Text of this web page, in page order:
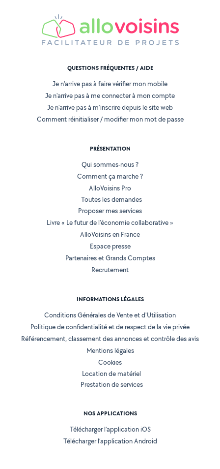
QUESTIONS FRÉQUENTES / AIDE
Je n'arrive pas à faire vérifier mon mobile
Je n'arrive pas à me connecter à mon compte
Je n'arrive pas à m'inscrire depuis le site web
Comment réinitialiser / modifier mon mot de passe
PRÉSENTATION
Qui sommes-nous ?
Comment ça marche ?
AlloVoisins Pro
Toutes les demandes
Proposer mes services
Livre « Le futur de l'économie collaborative »
AlloVoisins en France
Espace presse
Partenaires et Grands Comptes
Recrutement
INFORMATIONS LÉGALES
Conditions Générales de Vente et d'Utilisation
Politique de confidentialité et de respect de la vie privée
Référencement, classement des annonces et contrôle des avis
Mentions légales
Cookies
Location de matériel
Prestation de services
NOS APPLICATIONS
Télécharger l’application iOS
Télécharger l’application Android